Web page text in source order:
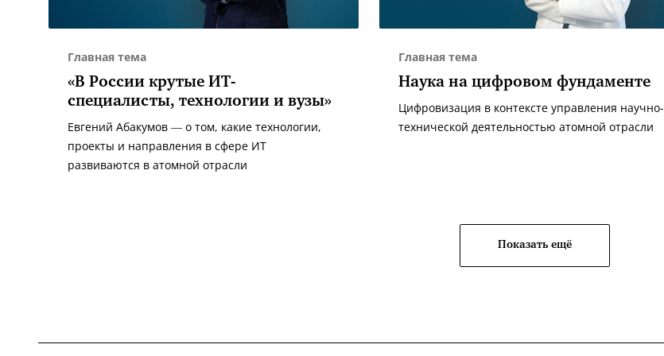
Главная тема
«В России крутые ИТ-
специалисты, технологии и вузы»
Евгений Абакумов — о том, какие технологии,
проекты и направления в сфере ИТ
развиваются в атомной отрасли
Главная тема
Наука на цифровом фундаменте
Цифровизация в контексте управления научно-
технической деятельностью атомной отрасли
Показать ещё